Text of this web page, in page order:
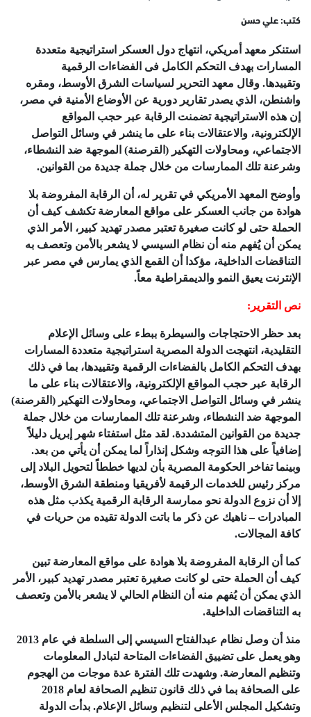
كتب: علي حسن
استنكر معهد أمريكي، انتهاج دول العسكر استراتيجية متعددة
المسارات بهدف التحكم الكامل فى الفضاءات الرقمية
وتقييدها. وقال معهد التحرير لسياسات الشرق الأوسط، ومقره
واشنطن، الذي يصدر تقارير دورية عن الأوضاع الأمنية في مصر،
إن هذه الاستراتيجية تضمنت الرقابة عبر حجب المواقع
الإلكترونية، والاعتقالات بناء على ما ينشر في وسائل التواصل
الاجتماعي، ومحاولات التهكير (القرصنة) الموجهة ضد النشطاء،
وشرعنة تلك الممارسات من خلال جملة جديدة من القوانين.
وأوضح المعهد الأمريكي في تقرير له، أن الرقابة المفروضة بلا
هوادة من جانب العسكر على مواقع المعارضة تكشف كيف أن
الحملة حتى لو كانت صغيرة تعتبر مصدر تهديد كبير، الأمر الذي
يمكن أن يُفهم منه أن نظام السيسي لا يشعر بالأمن وتعصف به
التناقضات الداخلية، مؤكدا أن القمع الذي يمارس في مصر عبر
الإنترنت يعيق النمو والديمقراطية معاً.
نص التقرير:
بعد حظر الاحتجاجات والسيطرة ببطء على وسائل الإعلام
التقليدية، انتهجت الدولة المصرية استراتيجية متعددة المسارات
بهدف التحكم الكامل بالفضاءات الرقمية وتقييدها، بما في ذلك
الرقابة عبر حجب المواقع الإلكترونية، والاعتقالات بناء على ما
ينشر في وسائل التواصل الاجتماعي، ومحاولات التهكير (القرصنة)
الموجهة ضد النشطاء، وشرعنة تلك الممارسات من خلال جملة
جديدة من القوانين المتشددة. لقد مثل استفتاء شهر إبريل دليلاً
إضافياً على هذا التوجه وشكل إنذاراً لما يمكن أن يأتي من بعد.
وبينما تفاخر الحكومة المصرية بأن لديها خططاً لتحويل البلاد إلى
مركز رئيس للخدمات الرقيمة لأفريقيا ومنطقة الشرق الأوسط،
إلا أن نزوع الدولة نحو ممارسة الرقابة الرقمية يكذب مثل هذه
المبادرات – ناهيك عن ذكر ما باتت الدولة تقيده من حريات في
كافة المجالات.
كما أن الرقابة المفروضة بلا هوادة على مواقع المعارضة تبين
كيف أن الحملة حتى لو كانت صغيرة تعتبر مصدر تهديد كبير، الأمر
الذي يمكن أن يُفهم منه أن النظام الحالي لا يشعر بالأمن وتعصف
به التناقضات الداخلية.
منذ أن وصل نظام عبدالفتاح السيسي إلى السلطة في عام 2013
وهو يعمل على تضييق الفضاءات المتاحة لتبادل المعلومات
وتنظيم المعارضة. وشهدت تلك الفترة عدة موجات من الهجوم
على الصحافة بما في ذلك قانون تنظيم الصحافة لعام 2018
وتشكيل المجلس الأعلى لتنظيم وسائل الإعلام. بدأت الدولة